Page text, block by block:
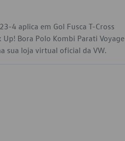
4 aplica em Gol Fusca T-Cross
Bora Polo Kombi Parati Voyage
sua loja virtual oficial da VW.